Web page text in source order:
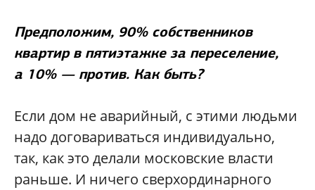
Предположим, 90% собственников
квартир в пятиэтажке за переселение,
а 10% — против. Как быть?
Если дом не аварийный, с этими людьми
надо договариваться индивидуально,
так, как это делали московские власти
раньше. И ничего сверхординарного